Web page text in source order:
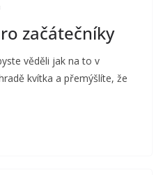
začátečníky
věděli jak na to v
kvítka a přemýšlíte, že